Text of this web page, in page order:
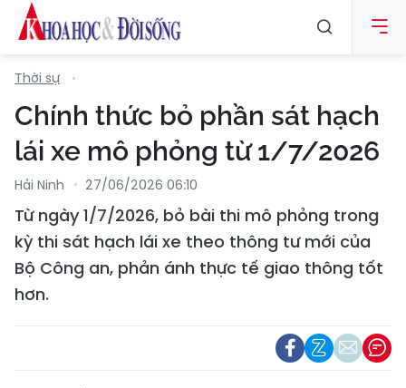
Thời sự
Chính thức bỏ phần sát hạch
lái xe mô phỏng từ 1/7/2026
Hải Ninh 27/06/2026 06:10
Từ ngày 1/7/2026, bỏ bài thi mô phỏng trong
kỳ thi sát hạch lái xe theo thông tư mới của
Bộ Công an, phản ánh thực tế giao thông tốt
hơn.